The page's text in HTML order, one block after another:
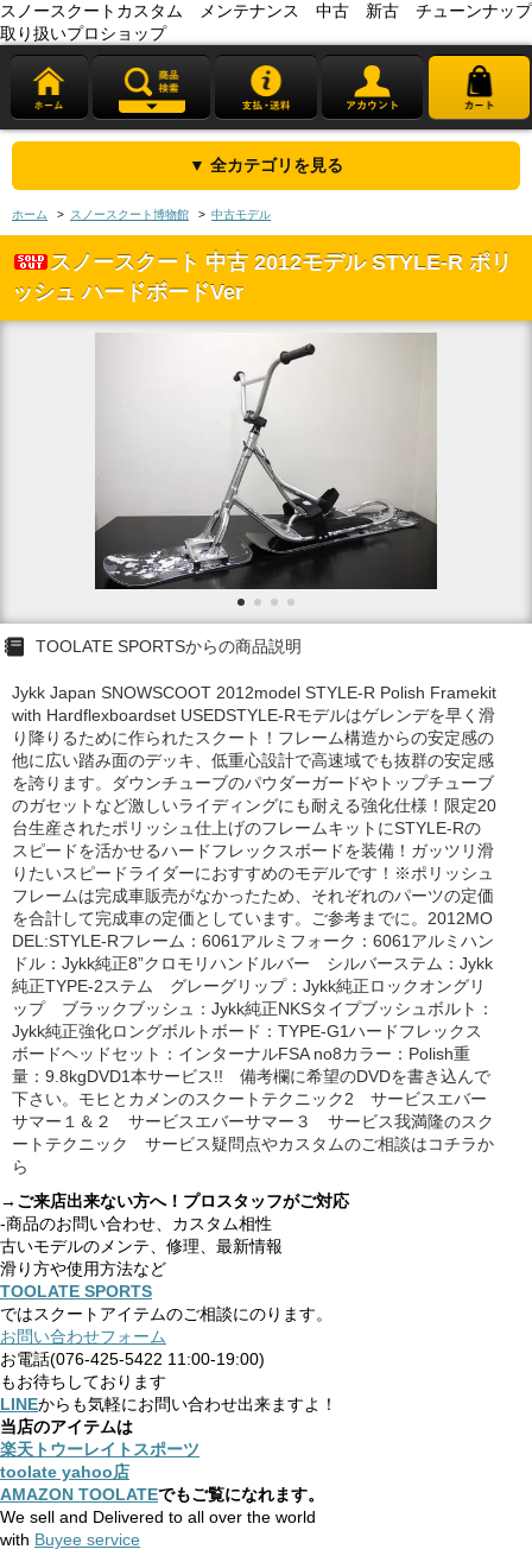
スノースクートカスタム メンテナンス 中古 新古 チューンナップ
取り扱いプロショップ
▼ 全カテゴリを見る
ホーム > スノースクート博物館 > 中古モデル
スノースクート 中古 2012モデル STYLE-R ポリ
ッシュ ハードボードVer
TOOLATE SPORTSからの商品説明
Jykk Japan SNOWSCOOT 2012model STYLE-R Polish Framekit
with Hardflexboardset USEDSTYLE-Rモデルはゲレンデを早く滑
り降りるために作られたスクート！フレーム構造からの安定感の
他に広い踏み面のデッキ、低重心設計で高速域でも抜群の安定感
を誇ります。ダウンチューブのパウダーガードやトップチューブ
のガセットなど激しいライディングにも耐える強化仕様！限定20
台生産されたポリッシュ仕上げのフレームキットにSTYLE-Rの
スピードを活かせるハードフレックスボードを装備！ガッツリ滑
りたいスピードライダーにおすすめのモデルです！※ポリッシュ
フレームは完成車販売がなかったため、それぞれのパーツの定価
を合計して完成車の定価としています。ご参考までに。2012MO
DEL:STYLE-Rフレーム：6061アルミフォーク：6061アルミハン
ドル：Jykk純正8”クロモリハンドルバー シルバーステム：Jykk
純正TYPE-2ステム グレーグリップ：Jykk純正ロックオングリ
ップ ブラックブッシュ：Jykk純正NKSタイプブッシュボルト：
Jykk純正強化ロングボルトボード：TYPE-G1ハードフレックス
ボードヘッドセット：インターナルFSA no8カラー：Polish重
量：9.8kgDVD1本サービス!! 備考欄に希望のDVDを書き込んで
下さい。モヒとカメンのスクートテクニック2 サービスエバー
サマー１＆２ サービスエバーサマー３ サービス我満隆のスク
ートテクニック サービス疑問点やカスタムのご相談はコチラか
ら
→ご来店出来ない方へ！プロスタッフがご対応
-商品のお問い合わせ、カスタム相性
古いモデルのメンテ、修理、最新情報
滑り方や使用方法など
TOOLATE SPORTS
ではスクートアイテムのご相談にのります。
お問い合わせフォーム
お電話(076-425-5422 11:00-19:00)
もお待ちしております
LINEからも気軽にお問い合わせ出来ますよ！
当店のアイテムは
楽天トウーレイトスポーツ
toolate yahoo店
AMAZON TOOLATEでもご覧になれます。
We sell and Delivered to all over the world
with Buyee service